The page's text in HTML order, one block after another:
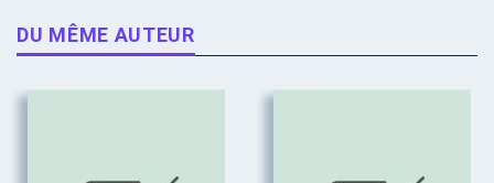
DU MÊME AUTEUR